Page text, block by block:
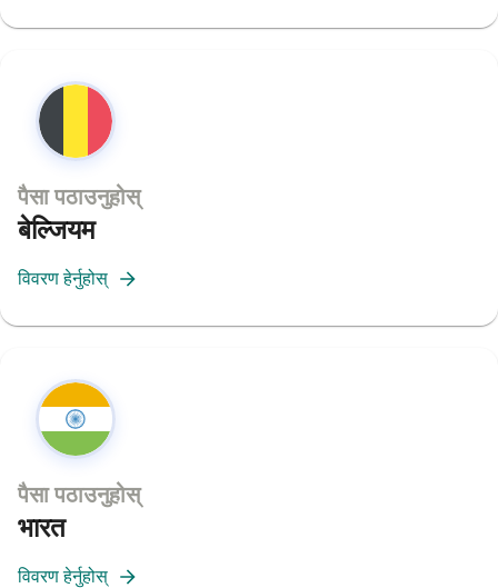
पैसा पठाउनुहोस्
बेल्जियम
विवरण हेर्नुहोस्
पैसा पठाउनुहोस्
भारत
विवरण हेर्नुहोस्